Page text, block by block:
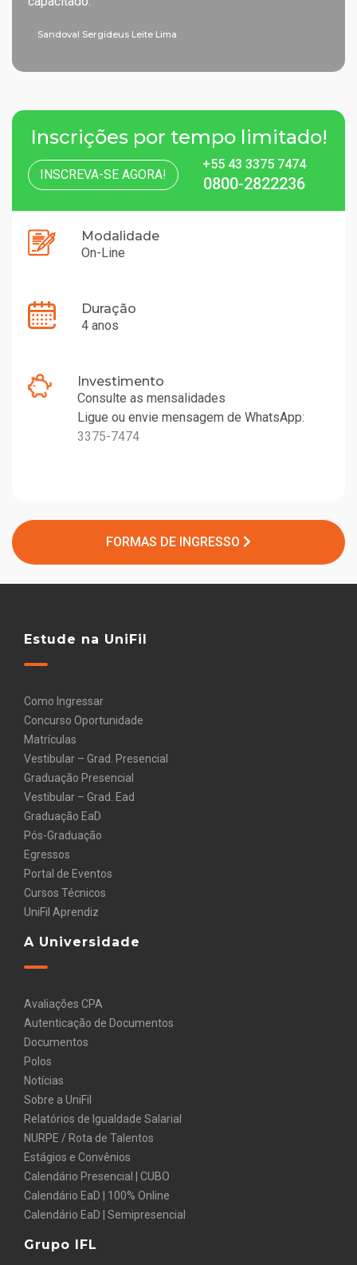
Sandoval Sergideus Leite Lima
Inscrições por tempo limitado!
INSCREVA-SE AGORA!
+55 43 3375 7474
0800-2822236
Modalidade
On-Line
Duração
4 anos
Investimento
Consulte as mensalidades
Ligue ou envie mensagem de WhatsApp:
3375-7474
FORMAS DE INGRESSO
Estude na UniFil
Como Ingressar
Concurso Oportunidade
Matrículas
Vestibular – Grad. Presencial
Graduação Presencial
Vestibular – Grad. Ead
Graduação EaD
Pós-Graduação
Egressos
Portal de Eventos
Cursos Técnicos
UniFil Aprendiz
A Universidade
Avaliações CPA
Autenticação de Documentos
Documentos
Polos
Notícias
Sobre a UniFil
Relatórios de Igualdade Salarial
NURPE / Rota de Talentos
Estágios e Convênios
Calendário Presencial | CUBO
Calendário EaD | 100% Online
Calendário EaD | Semipresencial
Grupo IFL